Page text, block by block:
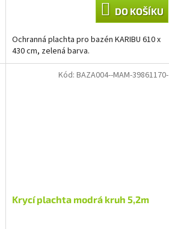
DO KOŠÍKU
Ochranná plachta pro bazén KARIBU 610 x
430 cm, zelená barva.
Krycí plachta modrá kruh 5,2m
Kód: BAZA004--MAM-39861170-